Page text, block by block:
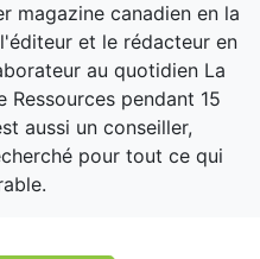
magazine canadien en la
et le rédacteur en
au quotidien La
Ressources pendant 15
aussi un conseiller,
pour tout ce qui